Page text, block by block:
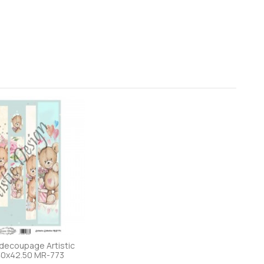
Artistic
MR-773